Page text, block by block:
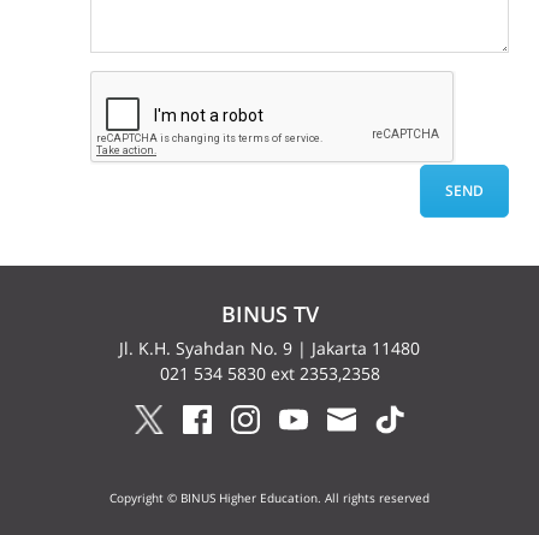
BINUS TV
Jl. K.H. Syahdan No. 9 | Jakarta 11480
021 534 5830 ext 2353,2358
Copyright © BINUS Higher Education. All rights reserved